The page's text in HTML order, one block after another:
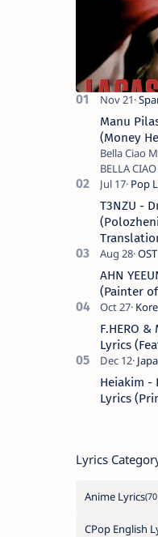
Manu
(Money
Bella Ciao
BELLA
Ciao Lyrics.
Spanish
Spanish s…
T3NZU -
AHN
(Painter
F.HERO
Lyrics
Heiakim -
Lyrics
Lyrics
Anime Lyrics
CPop English